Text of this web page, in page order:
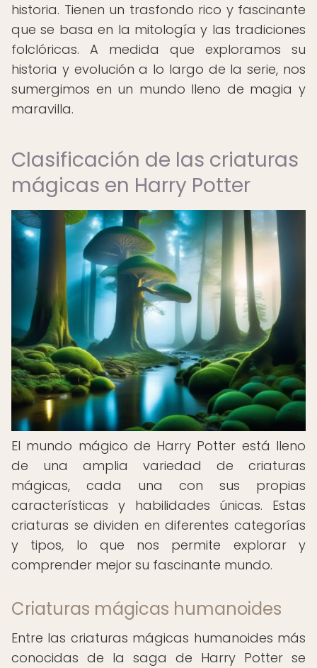
historia. Tienen un trasfondo rico y fascinante
que se basa en la mitología y las tradiciones
folclóricas. A medida que exploramos su
historia y evolución a lo largo de la serie, nos
sumergimos en un mundo lleno de magia y
maravilla.
Clasificación de las criaturas
mágicas en Harry Potter
El mundo mágico de Harry Potter está lleno
de una amplia variedad de criaturas
mágicas, cada una con sus propias
características y habilidades únicas. Estas
criaturas se dividen en diferentes categorías
y tipos, lo que nos permite explorar y
comprender mejor su fascinante mundo.
Criaturas mágicas humanoides
Entre las criaturas mágicas humanoides más
conocidas de la saga de Harry Potter se